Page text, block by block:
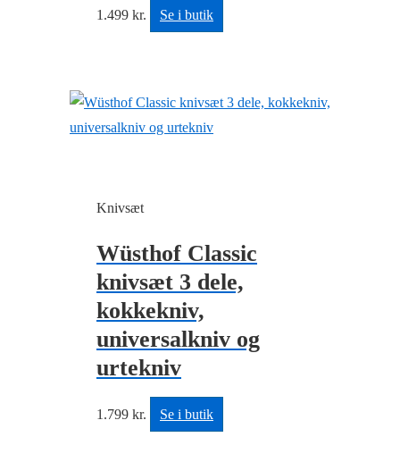
1.499 kr. Se i butik
Knivsæt
Wüsthof Classic
knivsæt 3 dele,
kokkekniv,
universalkniv og
urtekniv
1.799 kr. Se i butik